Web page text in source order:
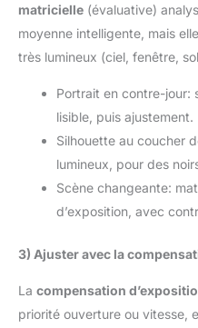
matricielle (évaluative)
moyenne intelligente, mais
très lumineux (ciel, fenêtre,
Portrait en contre-jour:
lisible, puis ajustement.
Silhouette au coucher
lumineux, pour des
Scène changeante:
d’exposition, avec
3) Ajuster avec la
La compensation
priorité ouverture ou vitesse,